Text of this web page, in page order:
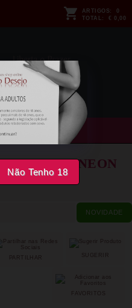
Não Tenho 18
ARTIGOS:
0
TOTAL: € 0,00
- CR 4894 NEON
NOVIDADE
SUGERIR
FAVORITOS